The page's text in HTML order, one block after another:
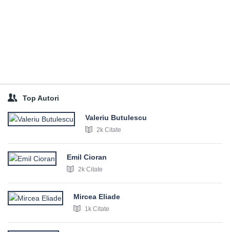
Top Autori
Valeriu Butulescu
2k Citate
Emil Cioran
2k Citate
Mircea Eliade
1k Citate